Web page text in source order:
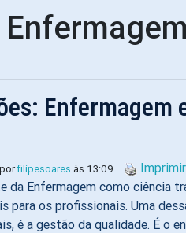
Enfermagem
filipesoares às 13:09
Imprimir
da Enfermagem como ciência
para os profissionais. Uma
é a gestão da qualidade. É o